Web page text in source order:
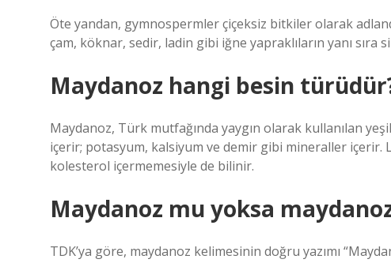
Öte yandan, gymnospermler çiçeksiz bitkiler olarak
çam, köknar, sedir, ladin gibi iğne yapraklıların yanı
Maydanoz hangi besin
Maydanoz, Türk mutfağında yaygın olarak kullanılan
içerir; potasyum, kalsiyum ve demir gibi mineraller içerir.
kolesterol içermemesiyle de bilinir.
Maydanoz mu yoksa
TDK’ya göre, maydanoz kelimesinin doğru yazımı